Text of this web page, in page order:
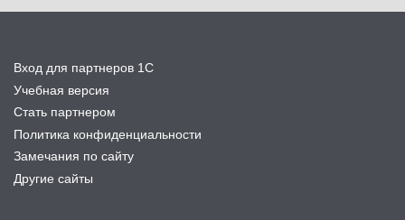
Вход для партнеров 1С
Учебная версия
Стать партнером
Политика конфиденциальности
Замечания по сайту
Другие сайты